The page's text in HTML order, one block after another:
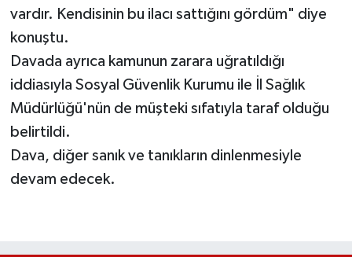
vardır. Kendisinin bu ilacı sattığını gördüm" diye
konuştu.
Davada ayrıca kamunun zarara uğratıldığı
iddiasıyla Sosyal Güvenlik Kurumu ile İl Sağlık
Müdürlüğü'nün de müşteki sıfatıyla taraf olduğu
belirtildi.
Dava, diğer sanık ve tanıkların dinlenmesiyle
devam edecek.